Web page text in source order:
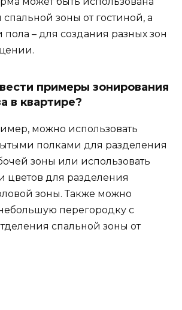
зоны от гостиной, а
– для создания разных зон
примеры зонирования
в квартире?
можно использовать
полками для разделения
зоны или использовать
цветов для разделения
зоны. Также можно
перегородку с
спальной зоны от